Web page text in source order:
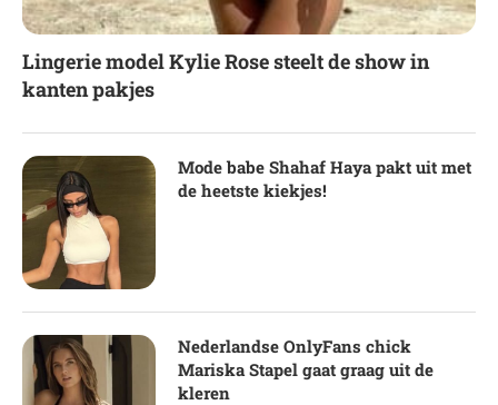
Lingerie model Kylie Rose steelt de show in
kanten pakjes
Mode babe Shahaf Haya pakt uit met
de heetste kiekjes!
Nederlandse OnlyFans chick
Mariska Stapel gaat graag uit de
kleren